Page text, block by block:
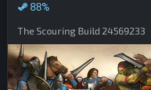
88%
The Scouring Build 24569233